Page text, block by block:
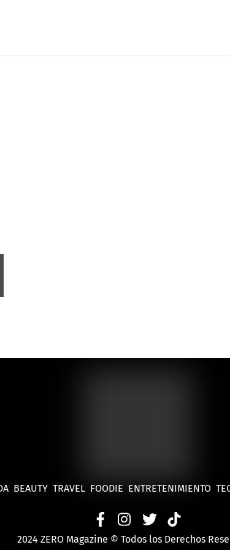
BEAUTY TRAVEL FOODIE ENTRETENIMIENTO
2024 ZERO Magazine © Todos los Derechos